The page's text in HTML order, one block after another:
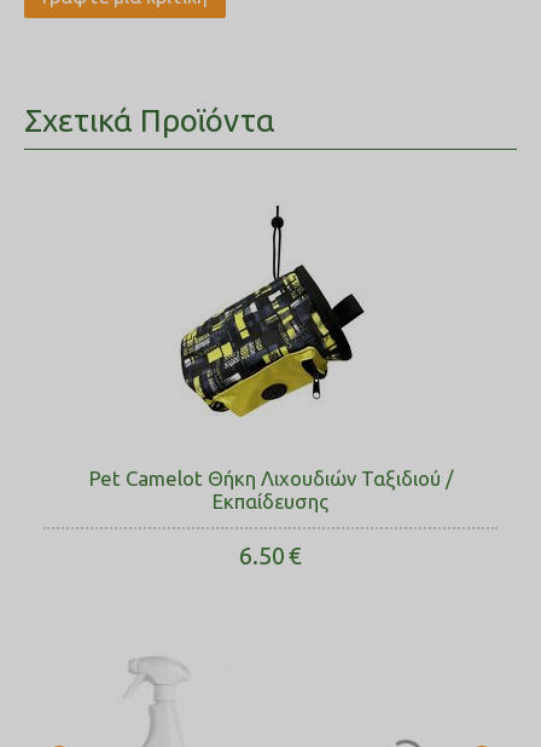
Σχετικά Προϊόντα
Pet Camelot Θήκη Λιχουδιών Ταξιδιού /
Εκπαίδευσης
6.50€